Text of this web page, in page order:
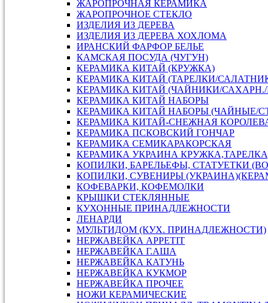
ЖАРОПРОЧНАЯ КЕРАМИКА
ЖАРОПРОЧНОЕ СТЕКЛО
ИЗДЕЛИЯ ИЗ ДЕРЕВА
ИЗДЕЛИЯ ИЗ ДЕРЕВА ХОХЛОМА
ИРАНСКИЙ ФАРФОР БЕЛЬЕ
КАМСКАЯ ПОСУДА (ЧУГУН)
КЕРАМИКА КИТАЙ (КРУЖКА)
КЕРАМИКА КИТАЙ (ТАРЕЛКИ/
КЕРАМИКА КИТАЙ (ЧАЙНИКИ/
КЕРАМИКА КИТАЙ НАБОРЫ
КЕРАМИКА КИТАЙ НАБОРЫ (ЧАЙНЫЕ/
КЕРАМИКА КИТАЙ-СНЕЖНАЯ
КЕРАМИКА ПСКОВСКИЙ ГОНЧАР
КЕРАМИКА СЕМИКАРАКОРСКАЯ
КЕРАМИКА УКРАИНА
КОПИЛКИ, БАРЕЛЬЕФЫ, СТАТУЕТКИ
КОПИЛКИ, СУВЕНИРЫ
КОФЕВАРКИ, КОФЕМОЛКИ
КРЫШКИ СТЕКЛЯННЫЕ
КУХОННЫЕ ПРИНАДЛЕЖНОСТИ
ЛЕНАРДИ
МУЛЬТИДОМ (КУХ. ПРИНАДЛЕЖНОСТИ)
НЕРЖАВЕЙКА APPETIT
НЕРЖАВЕЙКА Г.АША
НЕРЖАВЕЙКА КАТУНЬ
НЕРЖАВЕЙКА КУКМОР
НЕРЖАВЕЙКА ПРОЧЕЕ
НОЖИ КЕРАМИЧЕСКИЕ